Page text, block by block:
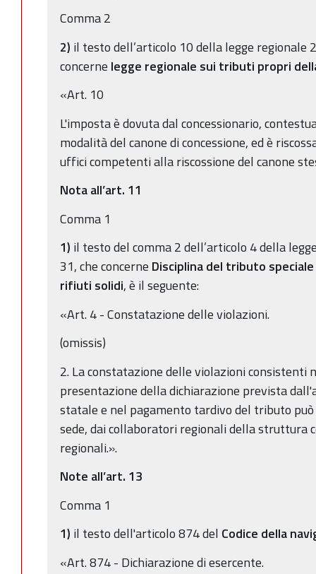
Comma 2
2) il testo dell’articolo 10 della legge regionale
concerne legge regionale sui tributi propri
«Art. 10
L'imposta è dovuta dal concessionario,
modalità del canone di concessione, ed è
uffici competenti alla riscossione del canone
Nota all’art. 11
Comma 1
1) il testo del comma 2 dell’articolo 4 della
31, che concerne Disciplina del tributo
rifiuti solidi, è il seguente:
«Art. 4 - Constatazione delle violazioni.
(omissis)
2. La constatazione delle violazioni consistenti
presentazione della dichiarazione prevista
statale e nel pagamento tardivo del tributo
sede, dai collaboratori regionali della
regionali.».
Note all’art. 13
Comma 1
1) il testo dell'articolo 874 del Codice della
«Art. 874 - Dichiarazione di esercente.